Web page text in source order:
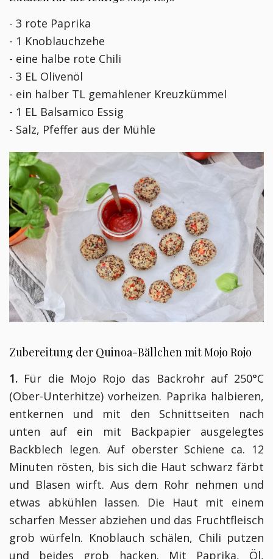
- 3 rote Paprika
- 1 Knoblauchzehe
- eine halbe rote Chili
- 3 EL Olivenöl
- ein halber TL gemahlener Kreuzkümmel
- 1 EL Balsamico Essig
- Salz, Pfeffer aus der Mühle
Zubereitung der Quinoa-Bällchen mit Mojo Rojo
1. Für die Mojo Rojo das Backrohr auf 250°C
(Ober-Unterhitze) vorheizen. Paprika halbieren,
entkernen und mit den Schnittseiten nach
unten auf ein mit Backpapier ausgelegtes
Backblech legen. Auf oberster Schiene ca. 12
Minuten rösten, bis sich die Haut schwarz färbt
und Blasen wirft. Aus dem Rohr nehmen und
etwas abkühlen lassen. Die Haut mit einem
scharfen Messer abziehen und das Fruchtfleisch
grob würfeln. Knoblauch schälen, Chili putzen
und beides grob hacken. Mit Paprika, Öl,